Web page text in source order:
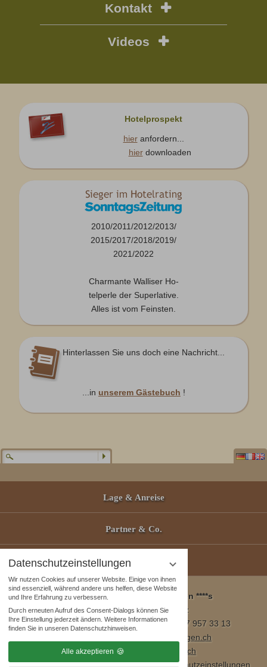
Datenschutzeinstellungen
Wir nutzen Cookies auf unserer Website. Einige von ihnen
sind essenziell, während andere uns helfen, diese Website
und Ihre Erfahrung zu verbessern.
Durch erneuten Aufruf des Consent-Dialogs können Sie
Ihre Einstellung jederzeit ändern. Weitere Informationen
finden Sie in unseren Datenschutzhinweisen.
Alle akzeptieren
Kontakt
Videos
Hotelprospekt
hieranfordern...
hierdownloaden
2010/2011/2012/2013/
2015/2017/2018/2019/
2021/2022
Charmante Walliser Ho-
telperle der Superlative.
Alles ist vom Feinsten.
Hinterlassen Sie uns doch eine Nachricht...
...in unserem Gästebuch !
Lage & Anreise
Partner & Co.
Gutscheine
Wellness & Spa Pirmin Zurbriggen ****s
3905 Saas Almagell, Schweiz
Tel. +41 (0)27 957 23 01 / Fax +41 (0)27 957 33 13
info@wellnesshotel-zurbriggen.ch
www.wellnesshotel-zurbriggen.ch
Impressum|Datenschutzhinweise|Datenschutzeinstellungen